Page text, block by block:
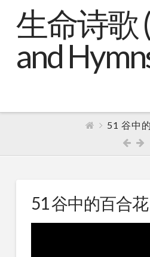
生命诗歌
and
51 谷中
51 谷中的百合花